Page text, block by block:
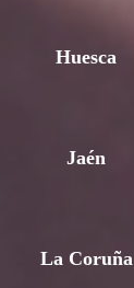
Huesca
Jaén
La Coruña